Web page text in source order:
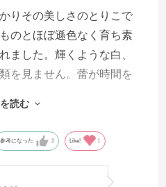
りその美しさのとりこで
のとほぼ遜色なく育ち素
ました。輝くような白、
を見ません。蕾が時間を
の皆さんから、これは何
ん聞かれました。ずっと
たが、カサブランカより
読む
参考になった 2 Like! 1